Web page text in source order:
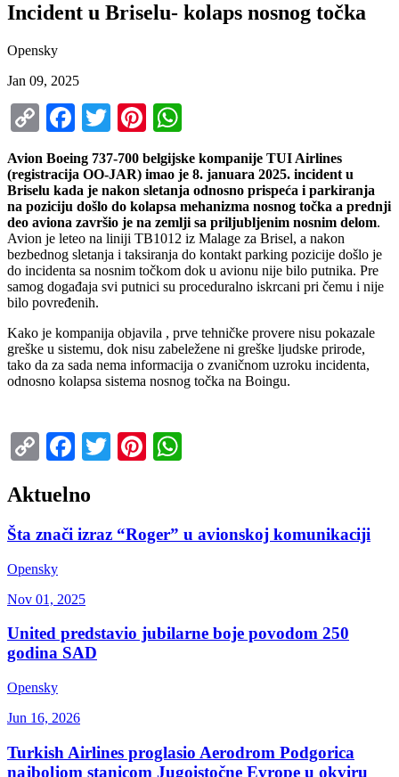
Incident u Briselu- kolaps nosnog točka
Opensky
Jan 09, 2025
Copy
Link
Facebook
TwitterPinterest
Avion Boeing 737-700 belgijske kompanije TUI Airlines
(registracija OO-JAR) imao je 8. januara 2025. incident u
Briselu kada je nakon sletanja odnosno prispeća i parkiranja
na poziciju došlo do kolapsa mehanizma nosnog točka a prednji
deo aviona završio je na zemlji sa priljubljenim nosnim delom.
Avion je leteo na liniji TB1012 iz Malage za Brisel, a nakon
bezbednog sletanja i taksiranja do kontakt parking pozicije došlo je
do incidenta sa nosnim točkom dok u avionu nije bilo putnika. Pre
samog događaja svi putnici su proceduralno iskrcani pri čemu i nije
bilo povređenih.
Kako je kompanija objavila , prve tehničke provere nisu pokazale
greške u sistemu, dok nisu zabeležene ni greške ljudske prirode,
tako da za sada nema informacija o zvaničnom uzroku incidenta,
odnosno kolapsa sistema nosnog točka na Boingu.
CopyFacebook
TwitterPinterest
Aktuelno
Šta znači izraz “Roger” u avionskoj komunikaciji
Opensky
Nov 01, 2025
United predstavio jubilarne boje povodom 250
godina SAD
Opensky
Jun 16, 2026
Turkish Airlines proglasio Aerodrom Podgorica
najboljom stanicom Jugoistočne Evrope u okviru